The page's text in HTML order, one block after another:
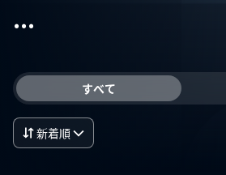
...
すべて
新着順